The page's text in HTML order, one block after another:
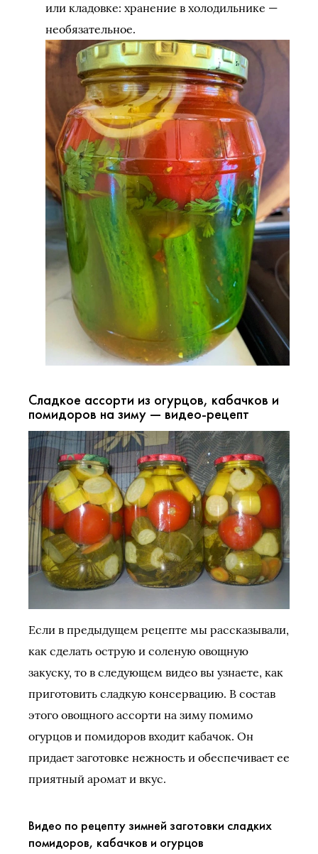
или кладовке: хранение в холодильнике —
необязательное.
Сладкое ассорти из огурцов, кабачков и
помидоров на зиму — видео-рецепт
Если в предыдущем рецепте мы рассказывали,
как сделать острую и соленую овощную
закуску, то в следующем видео вы узнаете, как
приготовить сладкую консервацию. В состав
этого овощного ассорти на зиму помимо
огурцов и помидоров входит кабачок. Он
придает заготовке нежность и обеспечивает ее
приятный аромат и вкус.
Видео по рецепту зимней заготовки сладких
помидоров, кабачков и огурцов